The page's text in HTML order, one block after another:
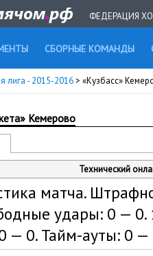
ФЕДЕРАЦИЯ
СБОРНЫЕ КОМАНДЫ
лига - 2015-2016> «Кузбасс»
Кемерово
Технический
матча.
удары: 0 —
— 0. Тайм-ауты: 0 —